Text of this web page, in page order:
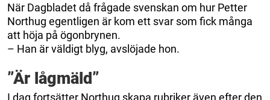
När Dagbladet då frågade svenskan om hur Petter
Northug egentligen är kom ett svar som fick många
att höja på ögonbrynen.
– Han är väldigt blyg, avslöjade hon.
”Är lågmäld”
I dag fortsätter Northug skapa rubriker även efter den